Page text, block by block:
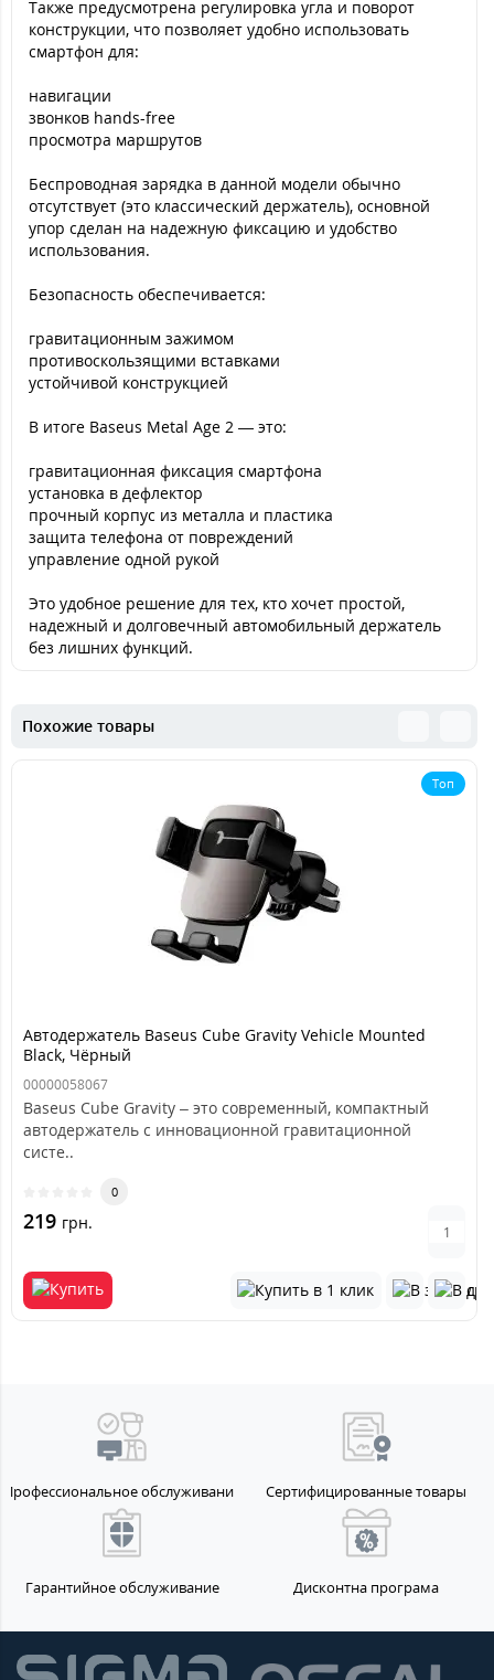
Также предусмотрена регулировка угла и поворот
конструкции, что позволяет удобно использовать
смартфон для:
навигации
звонков hands-free
просмотра маршрутов
Беспроводная зарядка в данной модели обычно
отсутствует (это классический держатель), основной
упор сделан на надежную фиксацию и удобство
использования.
Безопасность обеспечивается:
гравитационным зажимом
противоскользящими вставками
устойчивой конструкцией
В итоге Baseus Metal Age 2 — это:
гравитационная фиксация смартфона
установка в дефлектор
прочный корпус из металла и пластика
защита телефона от повреждений
управление одной рукой
Это удобное решение для тех, кто хочет простой,
надежный и долговечный автомобильный держатель
без лишних функций.
Похожие товары
Топ
Автодержатель Baseus Cube Gravity Vehicle Mounted
Black, Чёрный
00000058067
Baseus Cube Gravity – это современный, компактный
автодержатель с инновационной гравитационной
систе..
0
219 грн.
Профессиональное обслуживание Сертифицированные товары
Гарантийное обслуживание Дисконтна програма